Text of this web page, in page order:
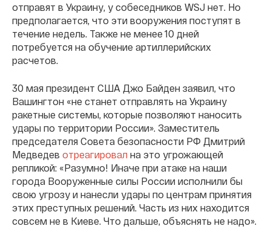
отправят в Украину, у собеседников WSJ нет. Но
предполагается, что эти вооружения поступят в
течение недель. Также не менее 10 дней
потребуется на обучение артиллерийских
расчетов.
30 мая президент США Джо Байден заявил, что
Вашингтон «не станет отправлять на Украину
ракетные системы, которые позволяют наносить
удары по территории России». Заместитель
председателя Совета безопасности РФ Дмитрий
Медведев отреагировал на это угрожающей
репликой: «Разумно! Иначе при атаке на наши
города Вооруженные силы России исполнили бы
свою угрозу и нанесли удары по центрам принятия
этих преступных решений. Часть из них находится
совсем не в Киеве. Что дальше, объяснять не надо».